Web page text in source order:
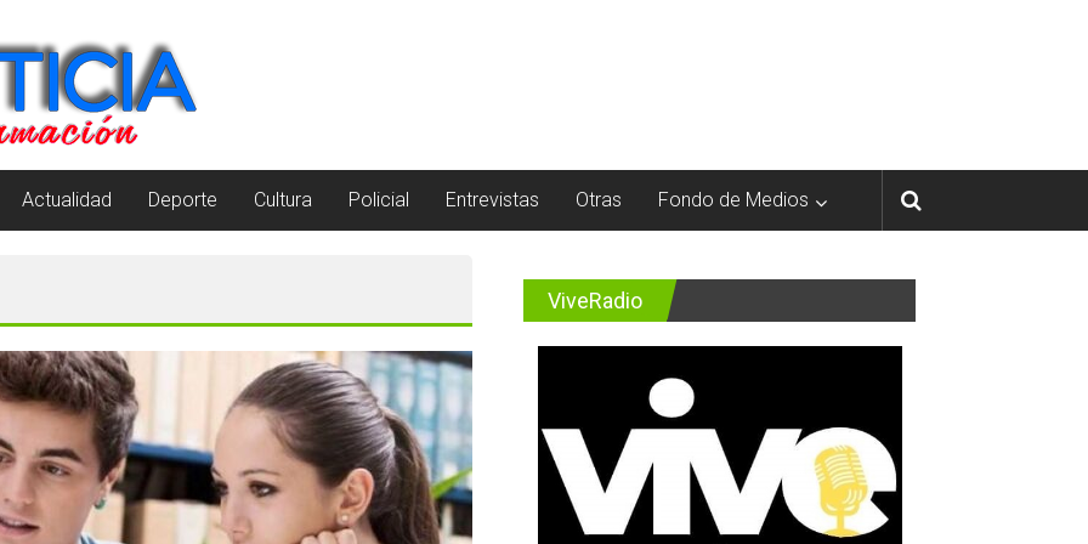
Actualidad Deporte Cultura Policial Entrevistas Otras Fondo de Medios
ViveRadio